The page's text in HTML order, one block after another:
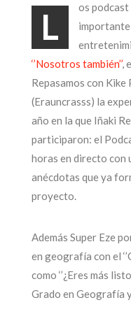
L
os podcast
‘’Nosotros también’’,
Repasamos con
(Erauncrasss) la
año en la que Iñaki
participaron: el
horas en directo con
anécdotas que ya
proyecto.
Además Super Eze
en geografía con el
como ‘’¿Eres más
Grado en Geografía